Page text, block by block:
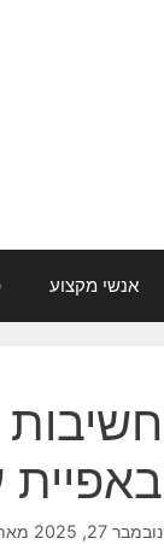
אנשי מקצוע
באפיית
נובמבר 27, 2025